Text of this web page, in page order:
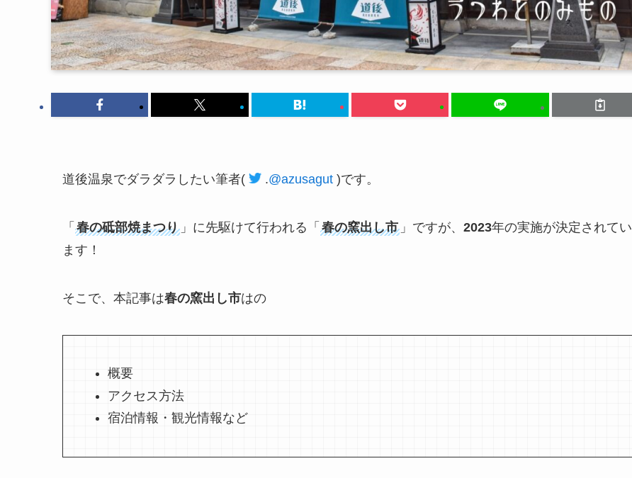
道後温泉でダラダラしたい筆者( .@azusagut )です。
「 春の砥部焼まつり 」に先駆けて行われる「 春の窯出し市 」ですが、 2023年の実施が決定されてい
ます！
そこで、本記事は春の窯出し市はの
概要
アクセス方法
宿泊情報・観光情報など